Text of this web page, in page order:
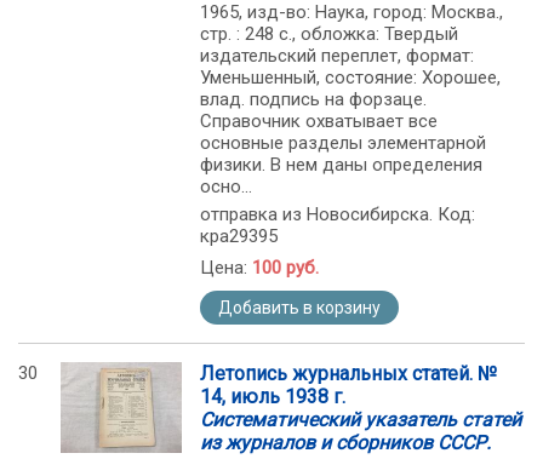
1965, изд-во: Наука, город: Москва.,
стр. : 248 с., обложка: Твердый
издательский переплет, формат:
Уменьшенный, состояние: Хорошее,
влад. подпись на форзаце.
Справочник охватывает все
основные разделы элементарной
физики. В нем даны определения
осно...
отправка из Новосибирска. Код:
кра29395
Цена: 100 руб.
Добавить в корзину
30
Летопись журнальных статей. №
14, июль 1938 г.
Систематический указатель статей
из журналов и сборников СССР.